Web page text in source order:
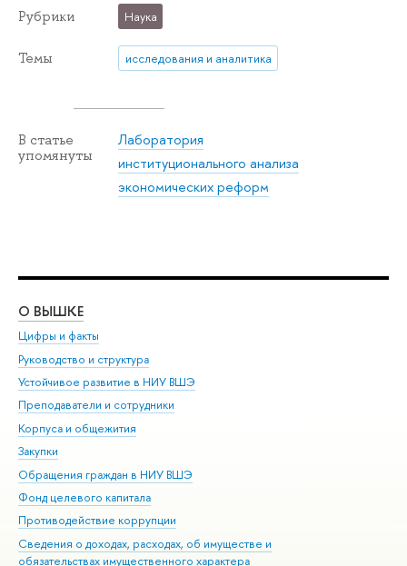
Рубрики Наука
Темы исследования и аналитика
В статье
упомянуты
Лаборатория
институционального анализа
экономических реформ
О ВЫШКЕ
Цифры и факты
Руководство и структура
Устойчивое развитие в НИУ ВШЭ
Преподаватели и сотрудники
Корпуса и общежития
Закупки
Обращения граждан в НИУ ВШЭ
Фонд целевого капитала
Противодействие коррупции
Сведения о доходах, расходах, об имуществе и
обязательствах имущественного характера